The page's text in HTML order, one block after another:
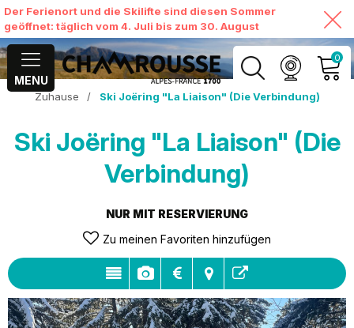
Der Ferienort und die Skilifte sind diesen Sommer
geöffnet: täglich vom 4. Juli bis zum 30. August
MENU
0
MEIN KONTO
MEINEN WARENKORB
Zuhause / Ski Joëring "La Liaison" (Die Verbindung)
Ski Joëring "La Liaison" (Die
Verbindung)
NUR MIT RESERVIERUNG
Zu meinen Favoriten hinzufügen